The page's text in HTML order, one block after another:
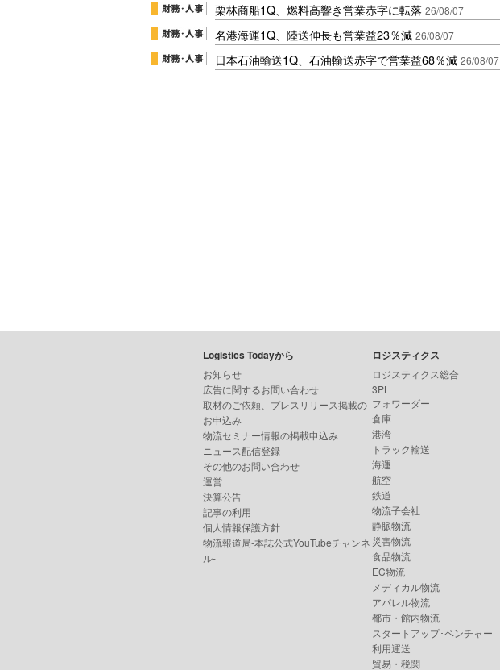
栗林商船1Q、燃料高響き営業赤字に転落 26/08/07
名港海運1Q、陸送伸長も営業益23％減 26/08/07
日本石油輸送1Q、石油輸送赤字で営業益68％減 26/08/07
Logistics Todayから
お知らせ
広告に関するお問い合わせ
取材のご依頼、プレスリリース掲載の
お申込み
物流セミナー情報の掲載申込み
ニュース配信登録
その他のお問い合わせ
運営
決算公告
記事の利用
個人情報保護方針
物流報道局-本誌公式YouTubeチャンネ
ル-
ロジスティクス
ロジスティクス総合
3PL
フォワーダー
倉庫
港湾
トラック輸送
海運
航空
鉄道
物流子会社
静脈物流
災害物流
食品物流
EC物流
メディカル物流
アパレル物流
都市・館内物流
スタートアップ･ベンチャー
利用運送
貿易・税関